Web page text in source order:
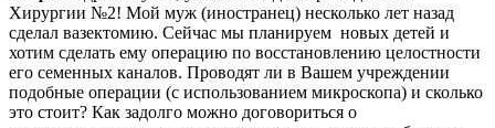
Хирургии №2! Мой муж (иностранец) несколько лет назад
сделал вазектомию. Сейчас мы планируем новых детей и
хотим сделать ему операцию по восстановлению целостности
его семенных каналов. Проводят ли в Вашем учреждении
подобные операции (с использованием микроскопа) и сколько
это стоит? Как задолго можно договориться о